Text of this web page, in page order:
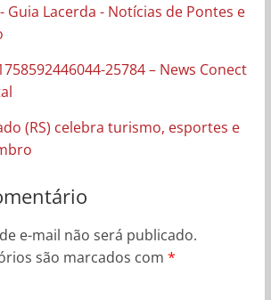
Guia Lacerda - Notícias de Pontes e
25784 – News Conect
(RS) celebra turismo, esportes e
e-mail não será publicado.
são marcados com *